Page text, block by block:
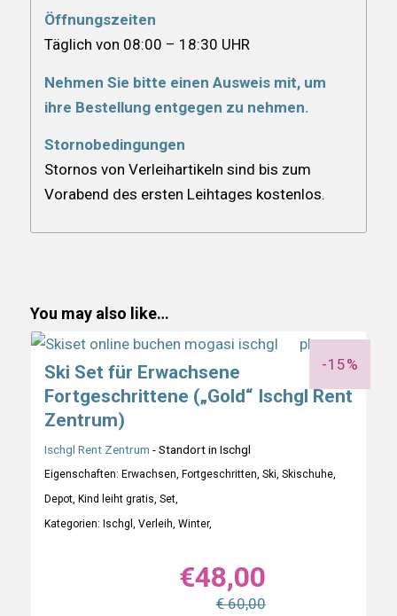
Öffnungszeiten
Täglich von 08:00 – 18:30 UHR
Nehmen Sie bitte einen Ausweis mit, um
ihre Bestellung entgegen zu nehmen.
Stornobedingungen
Stornos von Verleihartikeln sind bis zum
Vorabend des ersten Leihtages kostenlos.
You may also like…
-15%
Ski Set für Erwachsene
Fortgeschrittene („Gold“ Ischgl Rent
Zentrum)
Ischgl Rent Zentrum - Standort in Ischgl
Eigenschaften: Erwachsen, Fortgeschritten, Ski, Skischuhe,
Depot, Kind leiht gratis, Set,
Kategorien: Ischgl, Verleih, Winter,
€48,00
€ 60,00